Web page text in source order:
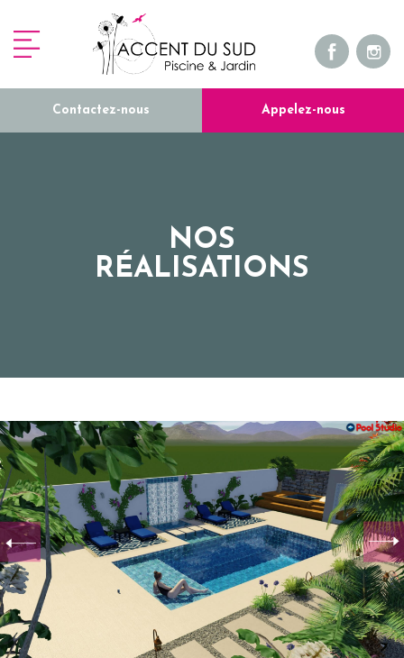
Contactez-nous Appelez-nous
NOS
RÉALISATIONS